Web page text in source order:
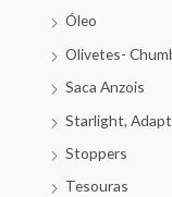
Óleo
Olivetes-
Saca Anzois
Starlight,
Stoppers
Tesouras